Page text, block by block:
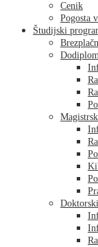
Cenik
Pogosta
Študijski